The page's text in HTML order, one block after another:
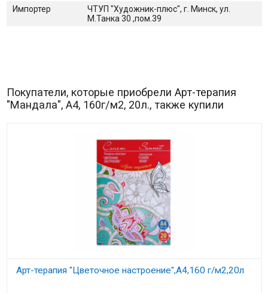
Импортер
ЧТУП "Художник-плюс", г. Минск, ул.
М.Танка 30 ,пом.39
Покупатели, которые приобрели Арт-терапия
"Мандала", А4, 160г/м2, 20л., также купили
Арт-терапия "Цветочное настроение",А4,160 г/м2,20л